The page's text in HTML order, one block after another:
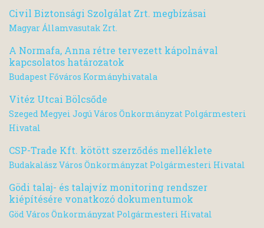
Civil Biztonsági Szolgálat Zrt. megbízásai
Magyar Államvasutak Zrt.
A Normafa, Anna rétre tervezett kápolnával
kapcsolatos határozatok
Budapest Főváros Kormányhivatala
Vitéz Utcai Bölcsőde
Szeged Megyei Jogú Város Önkormányzat Polgármesteri
Hivatal
CSP-Trade Kft. kötött szerződés melléklete
Budakalász Város Önkormányzat Polgármesteri Hivatal
Gödi talaj- és talajvíz monitoring rendszer
kiépítésére vonatkozó dokumentumok
Göd Város Önkormányzat Polgármesteri Hivatal